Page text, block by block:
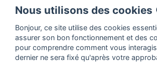
Nous utilisons des cookies
Bonjour, ce site utilise des cookies
assurer son bon fonctionnement et des
pour comprendre comment vous
dernier ne sera fixé qu'après votre